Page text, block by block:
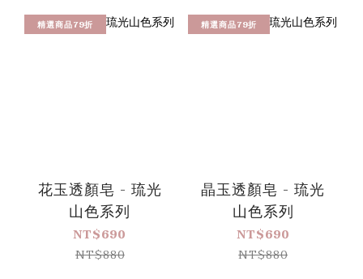
精選商品79折
花玉透顏皂 - 琉光
山色系列
NT$690
NT$880
精選商品79折
晶玉透顏皂 - 琉光
山色系列
NT$690
NT$880